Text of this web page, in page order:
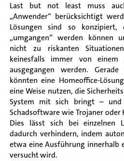
Last but not least muss
„Anwender“ berücksichtigt
Lösungen sind so
„umgangen“ werden können
nicht zu riskanten
keinesfalls immer von einem
ausgegangen werden.
könnten eine Homeoffice-
eine Weise nutzen, die
System mit sich bringt –
Schadsoftware wie Trojaner
Dies lässt sich bei einzelnen
dadurch verhindern, indem
etwa eine Ausführung innerhalb
versucht wird.